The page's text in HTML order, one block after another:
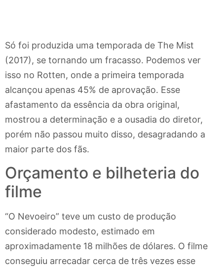
Só foi produzida uma temporada de The Mist
(2017), se tornando um fracasso. Podemos ver
isso no Rotten, onde a primeira temporada
alcançou apenas 45% de aprovação. Esse
afastamento da essência da obra original,
mostrou a determinação e a ousadia do diretor,
porém não passou muito disso, desagradando a
maior parte dos fãs.
Orçamento e bilheteria do
filme
“O Nevoeiro” teve um custo de produção
considerado modesto, estimado em
aproximadamente 18 milhões de dólares. O filme
conseguiu arrecadar cerca de três vezes esse